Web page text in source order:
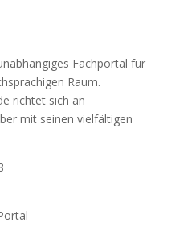
Fachportal für
Raum.
richtet sich an
mit seinen vielfältigen